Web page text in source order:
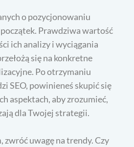
o pozycjonowaniu
Prawdziwa wartość
ich analizy i wyciągania
się na konkretne
Po otrzymaniu
SEO, powinieneś skupić się
aspektach, aby zrozumieć,
dla Twojej strategii.
zwróć uwagę na trendy. Czy